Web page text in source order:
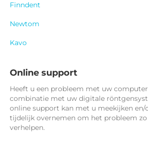
Finndent
Newtom
Kavo
Online support
Heeft u een probleem met uw
combinatie met uw digitale
online support kan met u meekijken en/
tijdelijk overnemen om het probleem
verhelpen.